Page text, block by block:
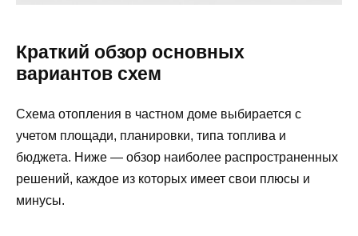
Краткий обзор основных
вариантов схем
Схема отопления в частном доме выбирается с
учетом площади, планировки, типа топлива и
бюджета. Ниже — обзор наиболее распространенных
решений, каждое из которых имеет свои плюсы и
минусы.